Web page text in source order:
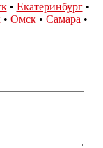
• Екатеринбург•
• Омск• Самара•